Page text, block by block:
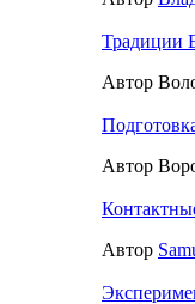
Традиции
Автор
Автор
Автор